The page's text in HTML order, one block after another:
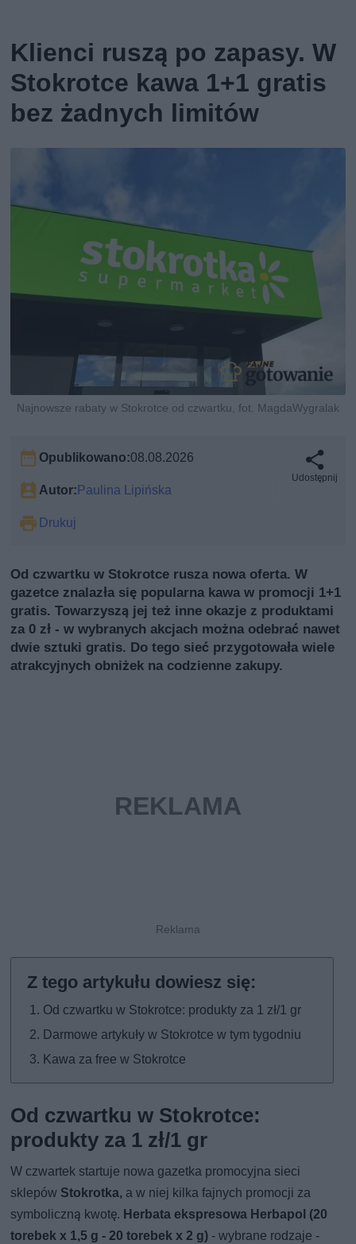
Klienci ruszą po zapasy. W
Stokrotce kawa 1+1 gratis
bez żadnych limitów
Najnowsze rabaty w Stokrotce od czwartku, fot. MagdaWygralak
Opublikowano:08.08.2026
Autor:Paulina Lipińska
Drukuj
Udostępnij
Od czwartku w Stokrotce rusza nowa oferta. W
gazetce znalazła się popularna kawa w promocji 1+1
gratis. Towarzyszą jej też inne okazje z produktami
za 0 zł - w wybranych akcjach można odebrać nawet
dwie sztuki gratis. Do tego sieć przygotowała wiele
atrakcyjnych obniżek na codzienne zakupy.
Od czwartku w Stokrotce: produkty za 1 zł/1 gr
Darmowe artykuły w Stokrotce w tym tygodniu
Kawa za free w Stokrotce
Od czwartku w Stokrotce:
produkty za 1 zł/1 gr
W czwartek startuje nowa gazetka promocyjna sieci
sklepów Stokrotka, a w niej kilka fajnych promocji za
symboliczną kwotę. Herbata ekspresowa Herbapol (20
torebek x 1,5 g - 20 torebek x 2 g) - wybrane rodzaje -